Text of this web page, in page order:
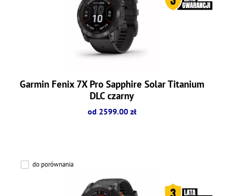
Garmin Fenix 7X Pro Sapphire Solar Titanium
DLC czarny
od 2599.00 zł
do porównania